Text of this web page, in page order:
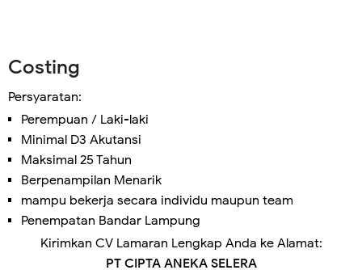
Costing
Persyaratan:
Perempuan / Laki-laki
Minimal D3 Akutansi
Maksimal 25 Tahun
Berpenampilan Menarik
mampu bekerja secara individu maupun team
Penempatan Bandar Lampung
Kirimkan CV Lamaran Lengkap Anda ke Alamat:
PT CIPTA ANEKA SELERA